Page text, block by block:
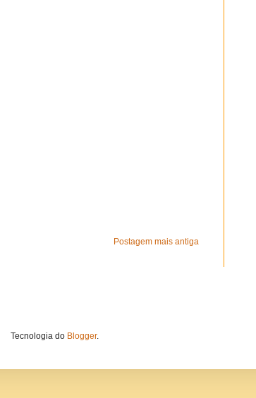
Postagem mais antiga
Tecnologia do Blogger.